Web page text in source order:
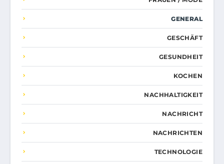
GENERAL
GESCHÄFT
GESUNDHEIT
KOCHEN
NACHHALTIGKEIT
NACHRICHT
NACHRICHTEN
TECHNOLOGIE